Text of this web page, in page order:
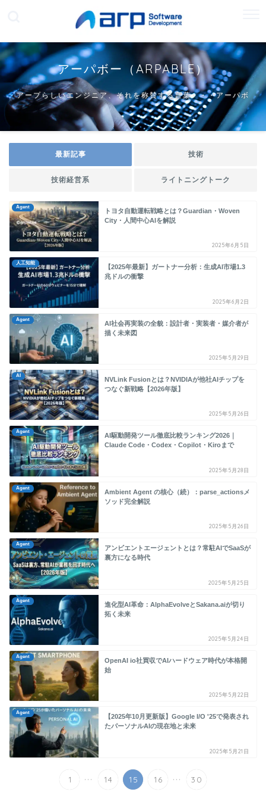
アーパボー（ARPABLE）
アープらしいエンジニア、それを称賛する言葉・・・アーパボ
ー
最新記事 技術
技術経営系 ライトニングトーク
Agent
トヨタ自動運転戦略とは？Guardian・Woven
City・人間中心AIを解説
2025年6月5日
人工知能
【2025年最新】ガートナー分析：生成AI市場1.3
兆ドルの衝撃
2025年6月2日
Agent
AI社会再実装の全貌：設計者・実装者・媒介者が
描く未来図
2025年5月29日
AI
NVLink Fusionとは？NVIDIAが他社AIチップを
つなぐ新戦略【2026年版】
2025年5月26日
Agent
AI駆動開発ツール徹底比較ランキング2026｜
Claude Code・Codex・Copilot・Kiroまで
2025年5月28日
Agent
Ambient Agent の核心（続）：parse_actionsメ
ソッド完全解説
2025年5月26日
Agent
アンビエントエージェントとは？常駐AIでSaaSが
裏方になる時代
2025年5月25日
Agent
進化型AI革命：AlphaEvolveとSakana.aiが切り
拓く未来
2025年5月24日
Agent
OpenAI io社買収でAIハードウェア時代が本格開
始
2025年5月22日
Agent
【2025年10月更新版】Google I/O '25で発表され
たパーソナルAIの現在地と未来
2025年5月21日
1 ... 14 15 16 ... 30